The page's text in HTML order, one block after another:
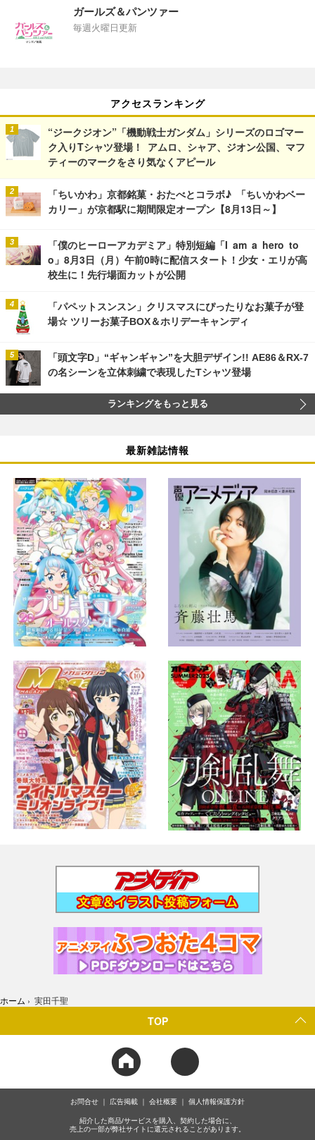
ガールズ＆パンツァー
毎週火曜日更新
アクセスランキング
“ジークジオン”「機動戦士ガンダム」シリーズのロゴマー
ク入りTシャツ登場！ アムロ、シャア、ジオン公国、マフ
ティーのマークをさり気なくアピール
「ちいかわ」京都銘菓・おたべとコラボ♪ 「ちいかわベー
カリー」が京都駅に期間限定オープン【8月13日～】
「僕のヒーローアカデミア」特別短編「I am a hero to
o」8月3日（月）午前0時に配信スタート！少女・エリが高
校生に！先行場面カットが公開
「パペットスンスン」クリスマスにぴったりなお菓子が登
場☆ ツリーお菓子BOX＆ホリデーキャンディ
「頭文字D」“ギャンギャン”を大胆デザイン!! AE86＆RX-7
の名シーンを立体刺繍で表現したTシャツ登場
ランキングをもっと見る
最新雑誌情報
ホーム › 実田千聖
TOP
お問合せ 広告掲載 会社概要 個人情報保護方針
紹介した商品/サービスを購入、契約した場合に、
売上の一部が弊社サイトに還元されることがあります。